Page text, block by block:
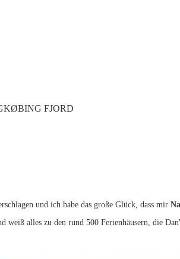
FJORD
und ich habe das große Glück, dass mir
weiß alles zu den rund 500 Ferienhäusern, die